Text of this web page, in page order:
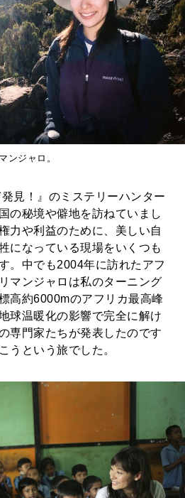
ンジャロ。
見！』のミステリーハンター
の秘境や僻地を訪ねていまし
力や利益のために、美しい自
になっている現場をいくつも
。中でも2004年に訪れたアフ
マンジャロは私のターニング
高約6000mのアフリカ最高峰
球温暖化の影響で完全に解け
専門家たちが発表したのです
うという旅でした。